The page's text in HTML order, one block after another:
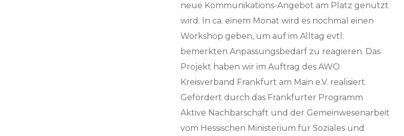
neue Kommunikations-Angebot am Platz genutzt
wird. In ca. einem Monat wird es nochmal einen
Workshop geben, um auf im Alltag evtl.
bemerkten Anpassungsbedarf zu reagieren. Das
Projekt haben wir im Auftrag des AWO
Kreisverband Frankfurt am Main e.V. realisiert.
Gefördert durch das Frankfurter Programm
Aktive Nachbarschaft und der Gemeinwesenarbeit
vom Hessischen Ministerium für Soziales und